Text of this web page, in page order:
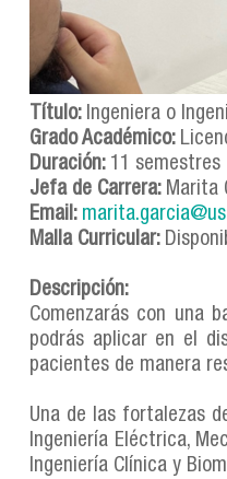
Título: Ingeniera o
Grado Académico:
Duración: 11 semestres
Jefa de Carrera: Marita
Email:
Malla Curricular:
Descripción:
Comenzarás con una
podrás aplicar en el
pacientes de manera
Una de las fortalezas
Ingeniería Eléctrica,
Ingeniería Clínica y